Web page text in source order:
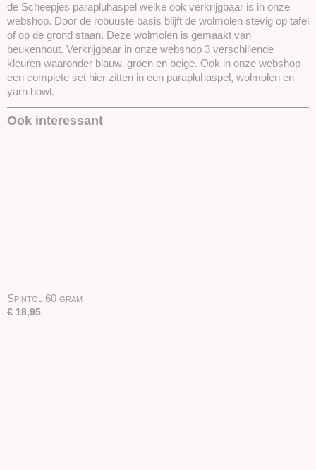
de Scheepjes parapluhaspel welke ook verkrijgbaar is in onze
webshop. Door de robuuste basis blijft de wolmolen stevig op tafel
of op de grond staan. Deze wolmolen is gemaakt van
beukenhout. Verkrijgbaar in onze webshop 3 verschillende
kleuren waaronder blauw, groen en beige. Ook in onze webshop
een complete set hier zitten in een parapluhaspel, wolmolen en
yarn bowl.
Ook interessant
Spintol 60 gram
€ 18,95